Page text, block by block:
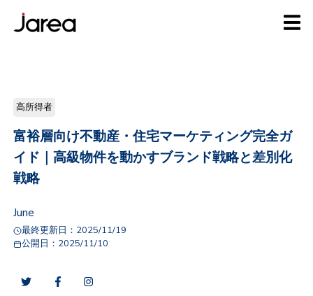
高所得者
富裕層向け不動産・住宅マーケティング完全ガ
イド｜高級物件を動かすブランド戦略と差別化
戦略
June
最終更新日： 2025/11/19
公開日： 2025/11/10